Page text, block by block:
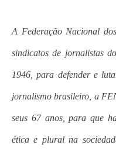
A Federação Nacional
sindicatos de jornalistas
1946, para defender e
jornalismo brasileiro, a
seus 67 anos, para que
ética e plural na